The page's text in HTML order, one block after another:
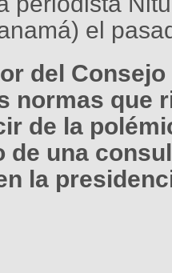
el
del
normas que
de la
de una
la